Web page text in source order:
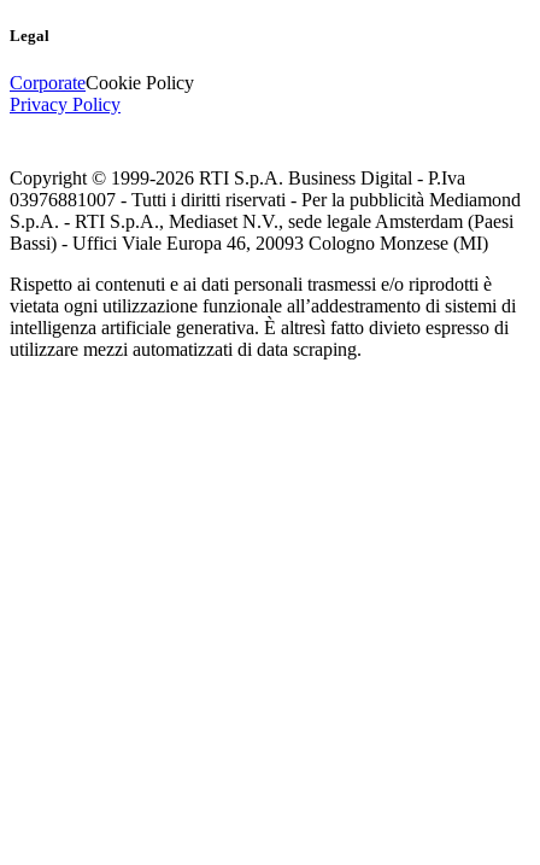
Legal
CorporateCookie Policy
Privacy Policy
Copyright © 1999-2026 RTI S.p.A. Business Digital - P.Iva
03976881007 - Tutti i diritti riservati - Per la pubblicità Mediamond
S.p.A. - RTI S.p.A., Mediaset N.V., sede legale Amsterdam (Paesi
Bassi) - Uffici Viale Europa 46, 20093 Cologno Monzese (MI)
Rispetto ai contenuti e ai dati personali trasmessi e/o riprodotti è
vietata ogni utilizzazione funzionale all’addestramento di sistemi di
intelligenza artificiale generativa. È altresì fatto divieto espresso di
utilizzare mezzi automatizzati di data scraping.